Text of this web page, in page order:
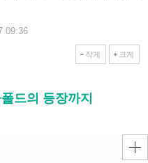
09:36
작게 크게
드의 등장까지